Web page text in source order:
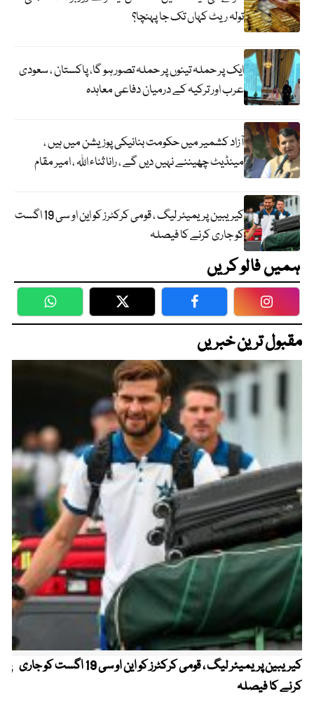
تولہ ریٹ کہاں تک جا پہنچا؟
ایک پر حملہ تینوں پر حملہ تصور ہو گا، پاکستان ، سعودی
عرب اور ترکیہ کے درمیان دفاعی معاہدہ
آزاد کشمیر میں حکومت بنانیکی پوزیشن میں ہیں ،
مینڈیٹ چھیننے نہیں دیں گے ، رانا ثناء اللہ ، امیر مقام
کیریبین پریمیئر لیگ ، قومی کرکٹرز کو این او سی 19 اگست
کو جاری کرنے کا فیصلہ
ہمیں فالو کریں
WhatsApp Twitter Facebook
مقبول ترین خبریں
کیریبین پریمیئر لیگ ، قومی کرکٹرز کو این او سی 19 اگست کو جاری
کرنے کا فیصلہ